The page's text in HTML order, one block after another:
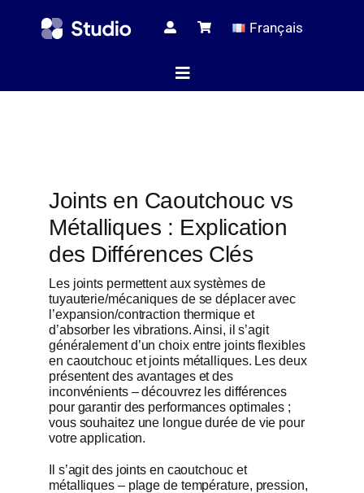
Français
Toggle
Articles
Obtenir un
Joints en Caoutchouc vs
Métalliques : Explication
des Différences Clés
Les joints permettent aux systèmes de
tuyauterie/mécaniques de se déplacer avec
l’expansion/contraction thermique et
d’absorber les vibrations. Ainsi, il s’agit
généralement d’un choix entre joints flexibles
en caoutchouc et joints métalliques. Les deux
présentent des avantages et des
inconvénients – découvrez les différences
pour garantir des performances optimales ;
vous souhaitez une longue durée de vie pour
votre application.
Il s’agit des joints en caoutchouc et
métalliques – plage de température, pression,